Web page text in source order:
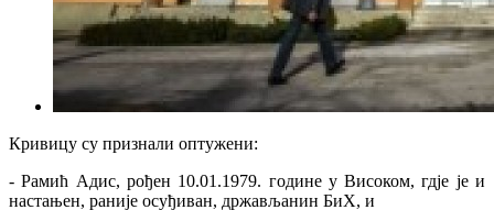
Кривицу су признали оптужени:
- Рамић Адис, рођен 10.01.1979. године у Високом, гдје је и
настањен, раније осуђиван, држављанин БиХ, и